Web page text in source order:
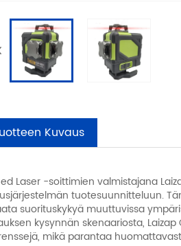
Kuvaus
Laser -soittimien valmistajana
tuotesuunnitteluun.
suorituskykyä muuttuvissa
kysynnän skenaariosta,
mikä parantaa